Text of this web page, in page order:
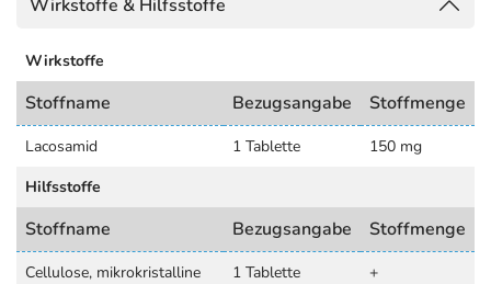
Wirkstoffe & Hilfsstoffe
Wirkstoffe
Stoffname Bezugsangabe Stoffmenge
Lacosamid 1 Tablette
150 mg
Hilfsstoffe
Stoffname Bezugsangabe Stoffmenge
Cellulose, mikrokristalline 1 Tablette
+